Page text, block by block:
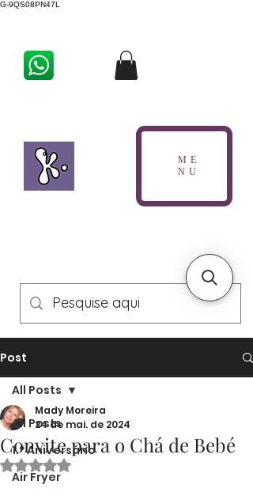
G-9QS08PN47L
ME
NU
Post
All Posts
1.º Aniversário
Air Fryer
All Posts
Convite para o Chá de Bebé
Mady Moreira
24 de mai. de 2024
Avaliado com NaN de 5 estrelas.